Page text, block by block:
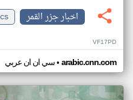
اخبار جزر القمر
VF17PD
سي ان ان عربي• arabic.cnn.com